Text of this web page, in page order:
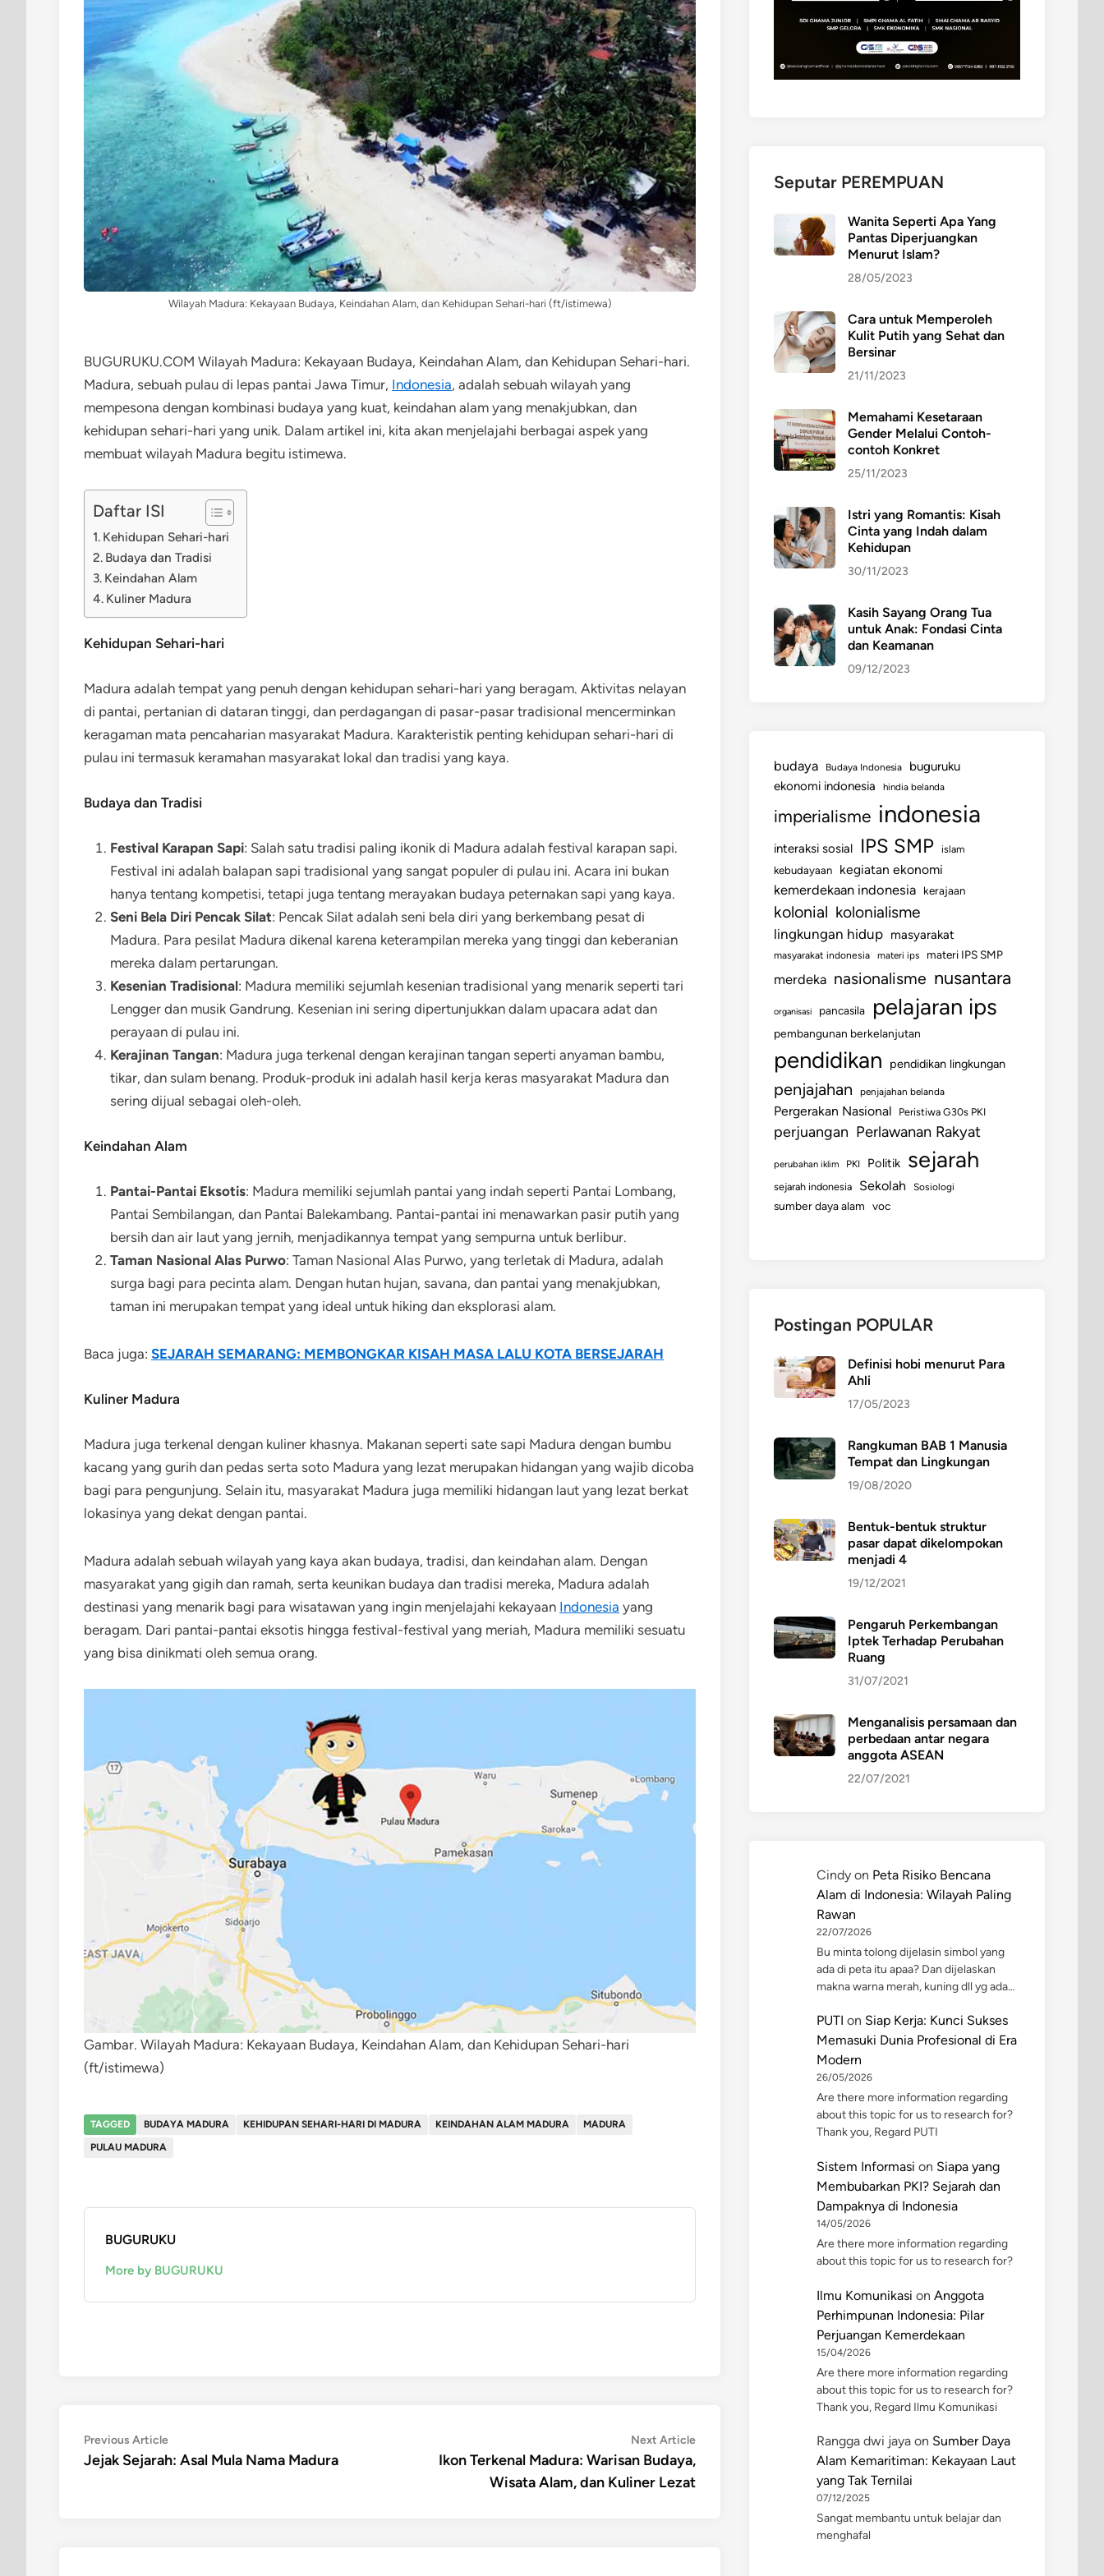
Wilayah Madura: Kekayaan Budaya, Keindahan Alam, dan Kehidupan Sehari-hari (ft/istimewa)
BUGURUKU.COM Wilayah Madura: Kekayaan Budaya, Keindahan Alam, dan Kehidupan Sehari-hari.
Madura, sebuah pulau di lepas pantai Jawa Timur, Indonesia, adalah sebuah wilayah yang
mempesona dengan kombinasi budaya yang kuat, keindahan alam yang menakjubkan, dan
kehidupan sehari-hari yang unik. Dalam artikel ini, kita akan menjelajahi berbagai aspek yang
membuat wilayah Madura begitu istimewa.
Daftar ISI
Kehidupan Sehari-hari
Budaya dan Tradisi
Keindahan Alam
Kuliner Madura
Kehidupan Sehari-hari
Madura adalah tempat yang penuh dengan kehidupan sehari-hari yang beragam. Aktivitas nelayan
di pantai, pertanian di dataran tinggi, dan perdagangan di pasar-pasar tradisional mencerminkan
keragaman mata pencaharian masyarakat Madura. Karakteristik penting kehidupan sehari-hari di
pulau ini termasuk keramahan masyarakat lokal dan tradisi yang kaya.
Budaya dan Tradisi
Festival Karapan Sapi: Salah satu tradisi paling ikonik di Madura adalah festival karapan sapi.
Festival ini adalah balapan sapi tradisional yang sangat populer di pulau ini. Acara ini bukan
hanya tentang kompetisi, tetapi juga tentang merayakan budaya peternakan sapi yang kaya.
Seni Bela Diri Pencak Silat: Pencak Silat adalah seni bela diri yang berkembang pesat di
Madura. Para pesilat Madura dikenal karena keterampilan mereka yang tinggi dan keberanian
mereka dalam pertarungan.
Kesenian Tradisional: Madura memiliki sejumlah kesenian tradisional yang menarik seperti tari
Lengger dan musik Gandrung. Kesenian ini sering dipertunjukkan dalam upacara adat dan
perayaan di pulau ini.
Kerajinan Tangan: Madura juga terkenal dengan kerajinan tangan seperti anyaman bambu,
tikar, dan sulam benang. Produk-produk ini adalah hasil kerja keras masyarakat Madura dan
sering dijual sebagai oleh-oleh.
Keindahan Alam
Pantai-Pantai Eksotis: Madura memiliki sejumlah pantai yang indah seperti Pantai Lombang,
Pantai Sembilangan, dan Pantai Balekambang. Pantai-pantai ini menawarkan pasir putih yang
bersih dan air laut yang jernih, menjadikannya tempat yang sempurna untuk berlibur.
Taman Nasional Alas Purwo: Taman Nasional Alas Purwo, yang terletak di Madura, adalah
surga bagi para pecinta alam. Dengan hutan hujan, savana, dan pantai yang menakjubkan,
taman ini merupakan tempat yang ideal untuk hiking dan eksplorasi alam.
Baca juga: SEJARAH SEMARANG: MEMBONGKAR KISAH MASA LALU KOTA BERSEJARAH
Kuliner Madura
Madura juga terkenal dengan kuliner khasnya. Makanan seperti sate sapi Madura dengan bumbu
kacang yang gurih dan pedas serta soto Madura yang lezat merupakan hidangan yang wajib dicoba
bagi para pengunjung. Selain itu, masyarakat Madura juga memiliki hidangan laut yang lezat berkat
lokasinya yang dekat dengan pantai.
Madura adalah sebuah wilayah yang kaya akan budaya, tradisi, dan keindahan alam. Dengan
masyarakat yang gigih dan ramah, serta keunikan budaya dan tradisi mereka, Madura adalah
destinasi yang menarik bagi para wisatawan yang ingin menjelajahi kekayaan Indonesia yang
beragam. Dari pantai-pantai eksotis hingga festival-festival yang meriah, Madura memiliki sesuatu
yang bisa dinikmati oleh semua orang.
Gambar. Wilayah Madura: Kekayaan Budaya, Keindahan Alam, dan Kehidupan Sehari-hari
(ft/istimewa)
TAGGED BUDAYA MADURA KEHIDUPAN SEHARI-HARI DI MADURA KEINDAHAN ALAM MADURA
MADURA
PULAU MADURA
BUGURUKU
More by BUGURUKU
Post
navigation
Previous ArticlePrevious
article:
Jejak Sejarah: Asal Mula Nama Madura
Next ArticleNext
Ikon Terkenal Madura: Warisan Budaya,
Wisata Alam, dan Kuliner Lezat
Seputar PEREMPUAN
Wanita Seperti Apa Yang
Pantas Diperjuangkan
Menurut Islam?
28/05/2023
Cara untuk Memperoleh
Kulit Putih yang Sehat dan
Bersinar
21/11/2023
Memahami Kesetaraan
Gender Melalui Contoh-
contoh Konkret
25/11/2023
Istri yang Romantis: Kisah
Cinta yang Indah dalam
Kehidupan
30/11/2023
Kasih Sayang Orang Tua
untuk Anak: Fondasi Cinta
dan Keamanan
09/12/2023
budaya Budaya Indonesia
buguruku
ekonomi indonesia
hindia belanda
imperialisme indonesia
interaksi sosial IPS SMP
islam
kebudayaan
kegiatan ekonomi
kemerdekaan indonesia kerajaan
kolonial kolonialisme
lingkungan hidup masyarakat
masyarakat indonesia materi ips materi IPS SMP
merdeka nasionalisme nusantara
organisasi pancasila pelajaran ips
pembangunan berkelanjutan
pendidikan pendidikan lingkungan
penjajahan penjajahan belanda
Pergerakan Nasional Peristiwa G30s PKI
perjuangan Perlawanan Rakyat
perubahan iklim PKI Politik sejarah
sejarah indonesia Sekolah Sosiologi
sumber daya alam voc
Postingan POPULAR
Definisi hobi menurut Para
Ahli
17/05/2023
Rangkuman BAB 1 Manusia
Tempat dan Lingkungan
19/08/2020
Bentuk-bentuk struktur
pasar dapat dikelompokan
menjadi 4
19/12/2021
Pengaruh Perkembangan
Iptek Terhadap Perubahan
Ruang
31/07/2021
Menganalisis persamaan dan
perbedaan antar negara
anggota ASEAN
22/07/2021
Cindy on Peta Risiko Bencana
Alam di Indonesia: Wilayah Paling
Rawan
22/07/2026
Bu minta tolong dijelasin simbol yang
ada di peta itu apaa? Dan dijelaskan
makna warna merah, kuning dll yg ada…
PUTI on Siap Kerja: Kunci Sukses
Memasuki Dunia Profesional di Era
Modern
26/05/2026
Are there more information regarding
about this topic for us to research for?
Thank you, Regard PUTI
Sistem Informasi on Siapa yang
Membubarkan PKI? Sejarah dan
Dampaknya di Indonesia
14/05/2026
Are there more information regarding
about this topic for us to research for?
Ilmu Komunikasi on Anggota
Perhimpunan Indonesia: Pilar
Perjuangan Kemerdekaan
15/04/2026
Are there more information regarding
about this topic for us to research for?
Thank you, Regard Ilmu Komunikasi
Rangga dwi jaya on Sumber Daya
Alam Kemaritiman: Kekayaan Laut
yang Tak Ternilai
07/12/2025
Sangat membantu untuk belajar dan
menghafal